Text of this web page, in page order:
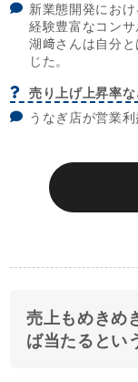
新業態開発におけ
経験豊富なコンサ
湖﨑さんは自分
じた。
売り上げ上昇率
うなぎ店が営業
売上もめきめ
ば当たるとい